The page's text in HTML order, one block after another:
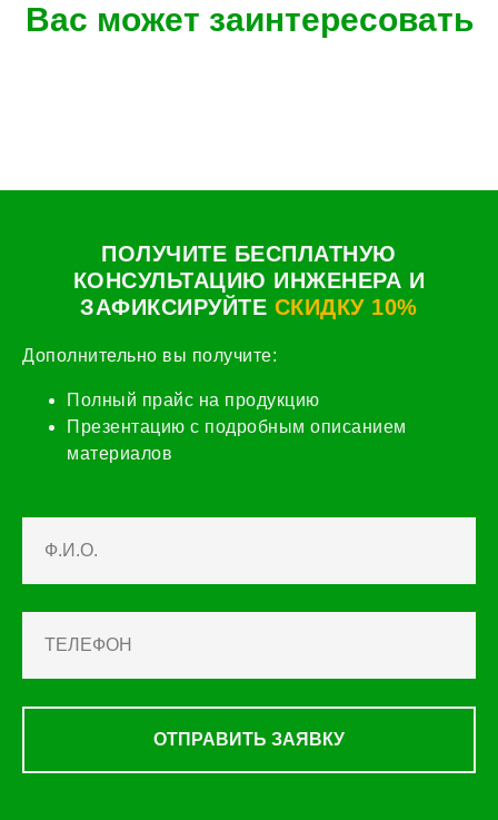
Вас может заинтересовать
ПОЛУЧИТЕ БЕСПЛАТНУЮ
КОНСУЛЬТАЦИЮ ИНЖЕНЕРА И
ЗАФИКСИРУЙТЕ СКИДКУ 10%
Дополнительно вы получите:
Полный прайс на продукцию
Презентацию с подробным описанием
материалов
ОТПРАВИТЬ ЗАЯВКУ